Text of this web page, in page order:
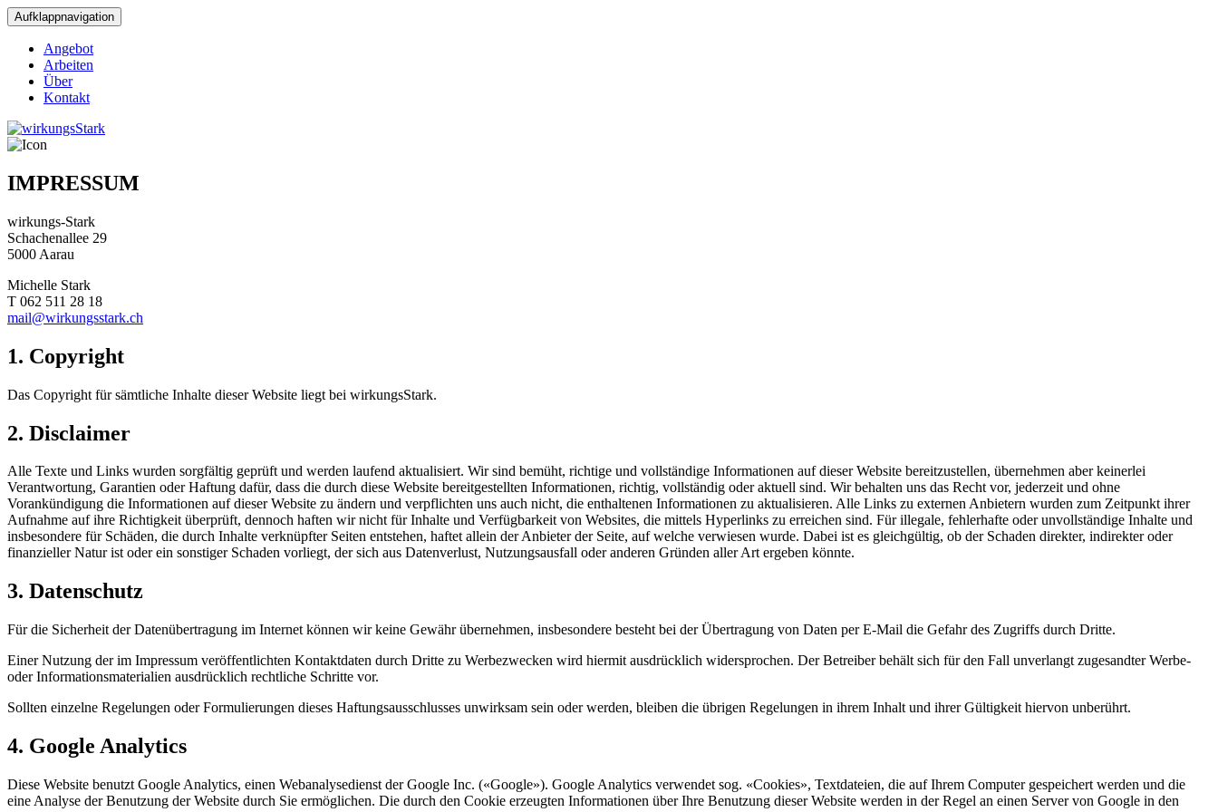
Aufklappnavigation
Angebot
Arbeiten
Über
Kontakt
IMPRESSUM
wirkungs-Stark
Schachenallee 29
5000 Aarau
Michelle Stark
T 062 511 28 18
mail@wirkungsstark.ch
1. Copyright
Das Copyright für sämtliche Inhalte dieser Website liegt bei wirkungsStark.
2. Disclaimer
Alle Texte und Links wurden sorgfältig geprüft und werden laufend aktualisiert. Wir sind bemüht, richtige und vollständige Informationen auf dieser Website bereitzustellen, übernehmen aber keinerlei
Verantwortung, Garantien oder Haftung dafür, dass die durch diese Website bereitgestellten Informationen, richtig, vollständig oder aktuell sind. Wir behalten uns das Recht vor, jederzeit und ohne
Vorankündigung die Informationen auf dieser Website zu ändern und verpflichten uns auch nicht, die enthaltenen Informationen zu aktualisieren. Alle Links zu externen Anbietern wurden zum Zeitpunkt ihrer
Aufnahme auf ihre Richtigkeit überprüft, dennoch haften wir nicht für Inhalte und Verfügbarkeit von Websites, die mittels Hyperlinks zu erreichen sind. Für illegale, fehlerhafte oder unvollständige Inhalte und
insbesondere für Schäden, die durch Inhalte verknüpfter Seiten entstehen, haftet allein der Anbieter der Seite, auf welche verwiesen wurde. Dabei ist es gleichgültig, ob der Schaden direkter, indirekter oder
finanzieller Natur ist oder ein sonstiger Schaden vorliegt, der sich aus Datenverlust, Nutzungsausfall oder anderen Gründen aller Art ergeben könnte.
3. Datenschutz
Für die Sicherheit der Datenübertragung im Internet können wir keine Gewähr übernehmen, insbesondere besteht bei der Übertragung von Daten per E-Mail die Gefahr des Zugriffs durch Dritte.
Einer Nutzung der im Impressum veröffentlichten Kontaktdaten durch Dritte zu Werbezwecken wird hiermit ausdrücklich widersprochen. Der Betreiber behält sich für den Fall unverlangt zugesandter Werbe-
oder Informationsmaterialien ausdrücklich rechtliche Schritte vor.
Sollten einzelne Regelungen oder Formulierungen dieses Haftungsausschlusses unwirksam sein oder werden, bleiben die übrigen Regelungen in ihrem Inhalt und ihrer Gültigkeit hiervon unberührt.
4. Google Analytics
Diese Website benutzt Google Analytics, einen Webanalysedienst der Google Inc. («Google»). Google Analytics verwendet sog. «Cookies», Textdateien, die auf Ihrem Computer gespeichert werden und die
eine Analyse der Benutzung der Website durch Sie ermöglichen. Die durch den Cookie erzeugten Informationen über Ihre Benutzung dieser Website werden in der Regel an einen Server von Google in den